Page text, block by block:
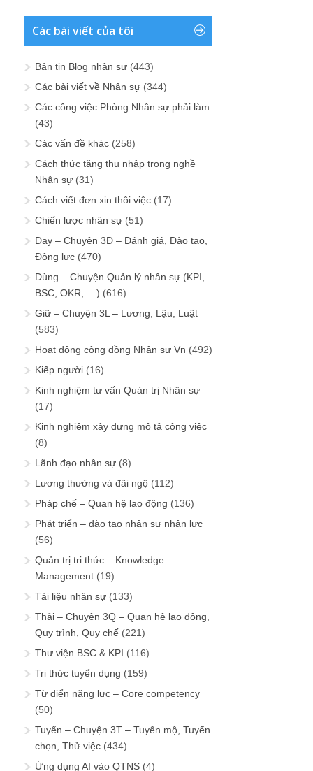
Các bài viết của tôi
Bản tin Blog nhân sự (443)
Các bài viết về Nhân sự (344)
Các công việc Phòng Nhân sự phải làm
(43)
Các vấn đề khác (258)
Cách thức tăng thu nhập trong nghề
Nhân sự (31)
Cách viết đơn xin thôi việc (17)
Chiến lược nhân sự (51)
Dạy – Chuyện 3Đ – Đánh giá, Đào tạo,
Động lực (470)
Dùng – Chuyện Quản lý nhân sự (KPI,
BSC, OKR, …) (616)
Giữ – Chuyện 3L – Lương, Lậu, Luật
(583)
Hoạt động cộng đồng Nhân sự Vn (492)
Kiếp người (16)
Kinh nghiệm tư vấn Quản trị Nhân sự
(17)
Kinh nghiệm xây dựng mô tả công việc
(8)
Lãnh đạo nhân sự (8)
Lương thưởng và đãi ngộ (112)
Pháp chế – Quan hệ lao động (136)
Phát triển – đào tạo nhân sự nhân lực
(56)
Quản trị tri thức – Knowledge
Management (19)
Tài liệu nhân sự (133)
Thải – Chuyện 3Q – Quan hệ lao động,
Quy trình, Quy chế (221)
Thư viện BSC & KPI (116)
Tri thức tuyển dụng (159)
Từ điển năng lực – Core competency
(50)
Tuyển – Chuyện 3T – Tuyển mộ, Tuyển
chọn, Thử việc (434)
Ứng dụng AI vào QTNS (4)